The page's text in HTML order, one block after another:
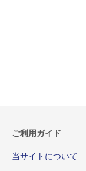
ご利用ガイド
当サイトについて